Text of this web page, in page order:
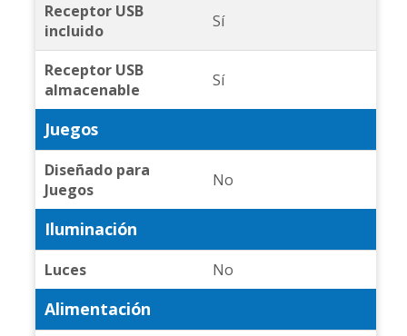
Receptor USB
incluido
Sí
Receptor USB
almacenable
Sí
Juegos
Diseñado para
Juegos
No
Iluminación
Luces No
Alimentación